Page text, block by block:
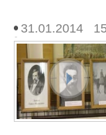
31.01.2014